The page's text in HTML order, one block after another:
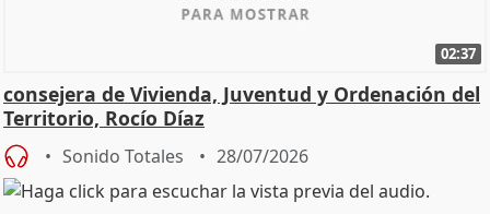
02:37
consejera de Vivienda, Juventud y Ordenación del
Territorio, Rocío Díaz
Sonido Totales 28/07/2026